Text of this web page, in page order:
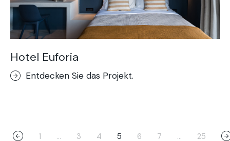
Hotel Euforia
Entdecken Sie das Projekt.
1 … 3 4 5 6 7 … 25